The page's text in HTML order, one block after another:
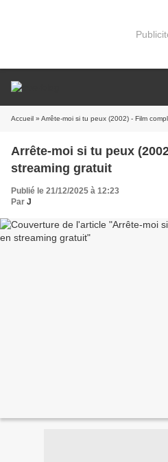
Accueil » Arrête-moi si tu peux (2002) - Film
Arrête-moi si tu peux
streaming gratuit
Publié le 21/12/2025 à 12:23
Par J